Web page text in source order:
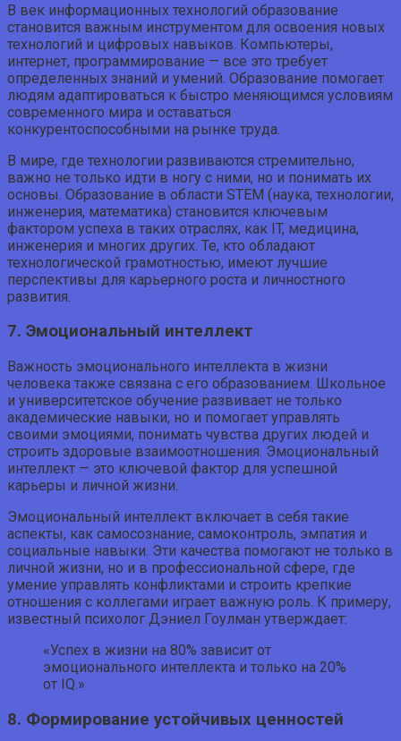
В век информационных технологий образование
становится важным инструментом для освоения новых
технологий и цифровых навыков. Компьютеры,
интернет, программирование — все это требует
определенных знаний и умений. Образование помогает
людям адаптироваться к быстро меняющимся условиям
современного мира и оставаться
конкурентоспособными на рынке труда.
В мире, где технологии развиваются стремительно,
важно не только идти в ногу с ними, но и понимать их
основы. Образование в области STEM (наука, технологии,
инженерия, математика) становится ключевым
фактором успеха в таких отраслях, как IT, медицина,
инженерия и многих других. Те, кто обладают
технологической грамотностью, имеют лучшие
перспективы для карьерного роста и личностного
развития.
7. Эмоциональный интеллект
Важность эмоционального интеллекта в жизни
человека также связана с его образованием. Школьное
и университетское обучение развивает не только
академические навыки, но и помогает управлять
своими эмоциями, понимать чувства других людей и
строить здоровые взаимоотношения. Эмоциональный
интеллект — это ключевой фактор для успешной
карьеры и личной жизни.
Эмоциональный интеллект включает в себя такие
аспекты, как самосознание, самоконтроль, эмпатия и
социальные навыки. Эти качества помогают не только в
личной жизни, но и в профессиональной сфере, где
умение управлять конфликтами и строить крепкие
отношения с коллегами играет важную роль. К примеру,
известный психолог Дэниел Гоулман утверждает:
«Успех в жизни на 80% зависит от
эмоционального интеллекта и только на 20%
от IQ.»
8. Формирование устойчивых ценностей